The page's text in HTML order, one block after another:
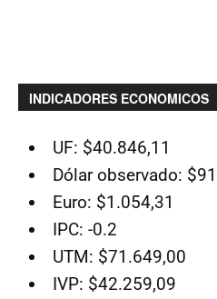
INDICADORES ECONOMICOS
UF: $40.846,11
Dólar observado:
Euro: $1.054,31
IPC: -0.2
UTM: $71.649,00
IVP: $42.259,09